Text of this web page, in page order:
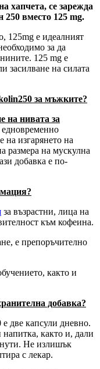
хапчета, се зарежда
250 вместо 125 mg.
125mg е идеалният
за да
125 mg е
засилване на силата
за мъжките?
на нивата за
на изгарянето на
размера на мускулна
добавка е по-
за възрастни, лица на
към кофеина.
е препоръчително
както и
добавка?
две капсули дневно.
както и, дали
Не излишък
с лекар.